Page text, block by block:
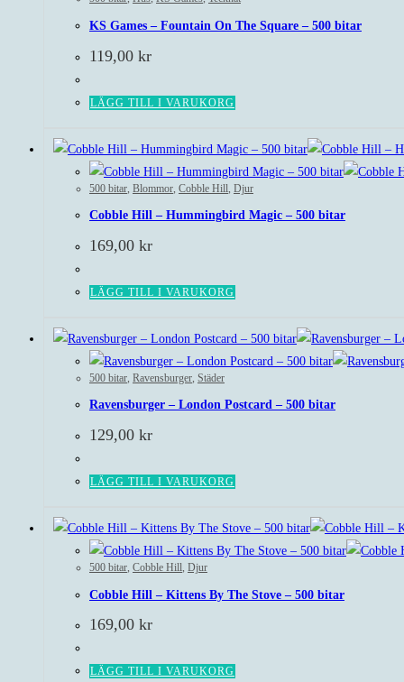
KS Games – Fountain On The Square – 500 bitar
119,00 kr
LÄGG TILL I VARUKORG
500 bitar Blommor Cobble Hill Djur
Cobble Hill – Hummingbird Magic – 500 bitar
169,00 kr
LÄGG TILL I VARUKORG
500 bitar Ravensburger Städer
Ravensburger – London Postcard – 500 bitar
129,00 kr
LÄGG TILL I VARUKORG
500 bitar, Cobble Hill, Djur
Cobble Hill – Kittens By The Stove – 500 bitar
169,00 kr
LÄGG TILL I VARUKORG